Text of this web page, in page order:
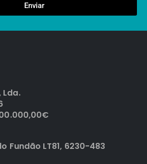
Enviar
Lda.
Fundão LT81, 6230-483